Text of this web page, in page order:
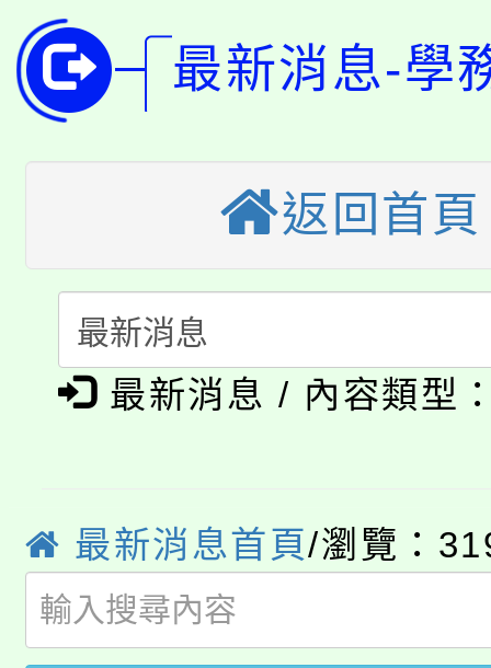
局官網。
8月14至27日，桃園電
開!
115年桃園市運動會8/
視費優惠，中低收入戶
半價優惠，詳情可洽有
者。
大園自造教育及科技
份教師研習
淨零綠生活教案入校路
會
公告本校115學年度第
代理(課)教師甄選結果
「本色祭」8/29、30在
徵才活動。
YOUNG桃局內行報名
局官網。
8月14至27日，桃園電
開!
115年桃園市運動會8/
最新消息-學
返回首頁
最新消息 / 內容類型
最新消息首頁/瀏覽：